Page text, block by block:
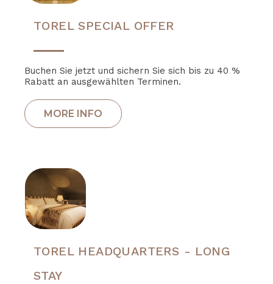
TOREL SPECIAL OFFER
Buchen Sie jetzt und sichern Sie sich bis zu 40 %
Rabatt an ausgewählten Terminen.
TOREL HEADQUARTERS - LONG
STAY